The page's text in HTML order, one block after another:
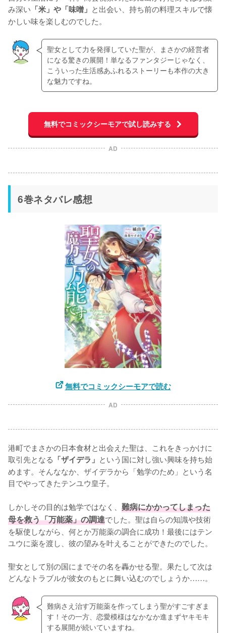
み深い 「米」や「味噌」 と出会い、持ち前の料理スキルで懐
かしい味を楽しむのでした。
聖女として力を発揮していた聖が、まさかの経営者
になる驚きの展開！単なるファンタジーじゃなく、
こういった生活感あふれるストーリーも本作の大き
な魅力ですね。
無料でコミックシーモアで試し読みする
AD
6巻ネタバレ感想
無料でコミックシーモアで読む
AD
港町でまさかの日本食材と出会えた聖は、これをきっかけに
取引先となる 「ザイデラ」 という国に対し強い興味を持ち始
めます。そんななか、ザイデラから「勉学のため」という名
目でやってきたテンユウ皇子。
しかしその目的は勉学ではなく、 難病にかかってしまった
母を救う「万能薬」の調達でした。聖は自らの知識や技術
を駆使しながら、何とか万能薬の調合に成功！最後にはテン
ユウに薬を渡し、彼の望みを叶えることができたのでした。
聖女として別の国にまでその名を轟かせる聖。果たして次は
どんなトラブルが彼女のもとに舞い込むのでしょうか……。
難病さえ治す万能薬を作ってしまう聖がすごすぎま
す！その一方、恋愛模様はなかなか進まずヤキモキ
する展開が続いていますね。